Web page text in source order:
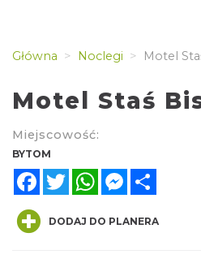
Główna Noclegi Motel
Motel Staś
Miejscowość:
BYTOM
FacebookTwitterWhatsAppMessenger
DODAJ DO PLANERA